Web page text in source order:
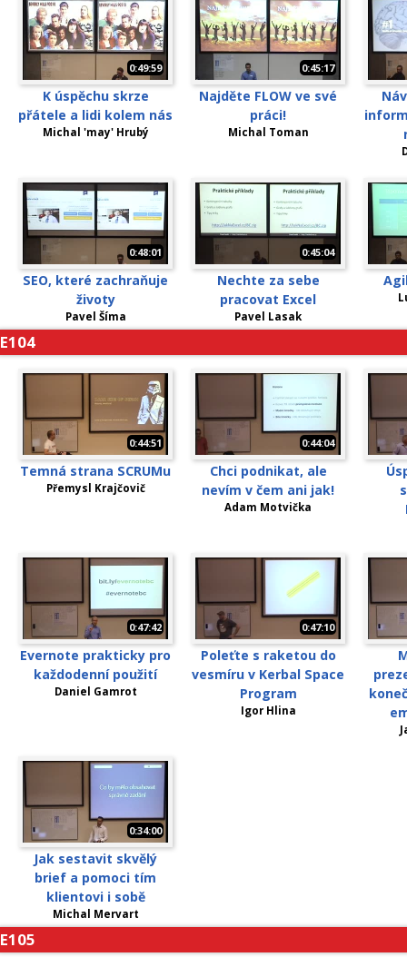
0:49:59
K úspěchu skrze
přátele a lidi kolem nás
Michal 'may' Hrubý
0:45:17
Najděte FLOW ve své
práci!
Michal Toman
0:48:01
SEO, které zachraňuje
životy
Pavel Šíma
0:45:04
Nechte za sebe
pracovat Excel
Pavel Lasak
E104
0:44:51
Temná strana SCRUMu
Přemysl Krajčovič
0:44:04
Chci podnikat, ale
nevím v čem ani jak!
Adam Motvička
0:47:42
Evernote prakticky pro
každodenní použití
Daniel Gamrot
0:47:10
Poleťte s raketou do
vesmíru v Kerbal Space
Program
Igor Hlina
0:34:00
Jak sestavit skvělý
brief a pomoci tím
klientovi i sobě
Michal Mervart
E105